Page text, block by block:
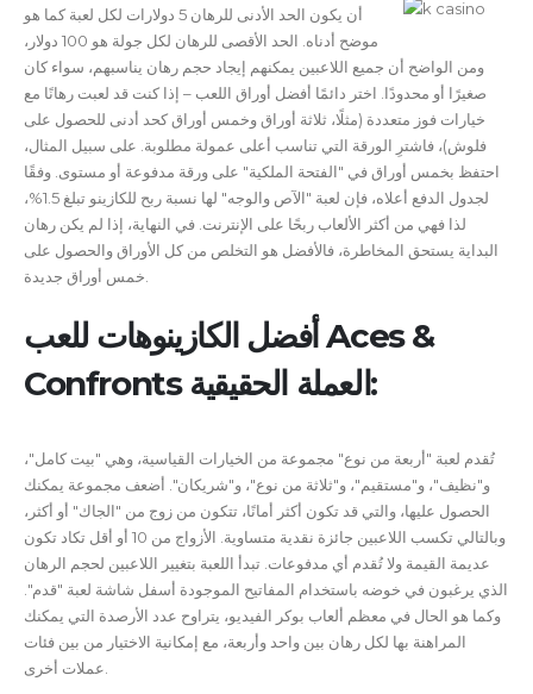
أن يكون الحد الأدنى للرهان 5 دولارات لكل لعبة كما هو
موضح أدناه. الحد الأقصى للرهان لكل جولة هو 100 دولار،
ومن الواضح أن جميع اللاعبين يمكنهم إيجاد حجم رهان يناسبهم، سواء كان
صغيرًا أو محدودًا. اختر دائمًا أفضل أوراق اللعب – إذا كنت قد لعبت رهانًا مع
خيارات فوز متعددة (مثلًا، ثلاثة أوراق وخمس أوراق كحد أدنى للحصول على
فلوش)، فاشترِ الورقة التي تناسب أعلى عمولة مطلوبة. على سبيل المثال،
احتفظ بخمس أوراق في "الفتحة الملكية" على ورقة مدفوعة أو مستوى. وفقًا
لجدول الدفع أعلاه، فإن لعبة "الآص والوجه" لها نسبة ربح للكازينو تبلغ 1.5%،
لذا فهي من أكثر الألعاب ربحًا على الإنترنت. في النهاية، إذا لم يكن رهان
البداية يستحق المخاطرة، فالأفضل هو التخلص من كل الأوراق والحصول على
خمس أوراق جديدة.
أفضل الكازينوهات للعب Aces &
Confronts العملة الحقيقية:
تُقدم لعبة "أربعة من نوع" مجموعة من الخيارات القياسية، وهي "بيت كامل"،
و"نظيف"، و"مستقيم"، و"ثلاثة من نوع"، و"شريكان". أضعف مجموعة يمكنك
الحصول عليها، والتي قد تكون أكثر أمانًا، تتكون من زوج من "الجاك" أو أكثر،
وبالتالي تكسب اللاعبين جائزة نقدية متساوية. الأزواج من 10 أو أقل تكاد تكون
عديمة القيمة ولا تُقدم أي مدفوعات. تبدأ اللعبة بتغيير اللاعبين لحجم الرهان
الذي يرغبون في خوضه باستخدام المفاتيح الموجودة أسفل شاشة لعبة "قدم".
وكما هو الحال في معظم ألعاب بوكر الفيديو، يتراوح عدد الأرصدة التي يمكنك
المراهنة بها لكل رهان بين واحد وأربعة، مع إمكانية الاختيار من بين فئات